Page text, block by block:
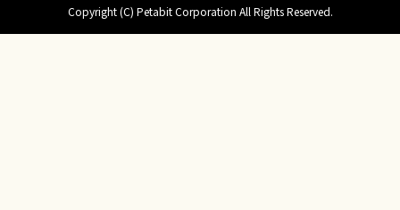
Copyright (C) Petabit Corporation All Rights Reserved.